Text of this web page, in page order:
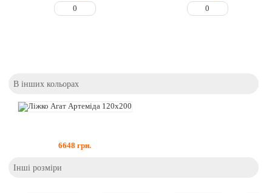
В інших кольорах
6648 грн.
Інші розміри